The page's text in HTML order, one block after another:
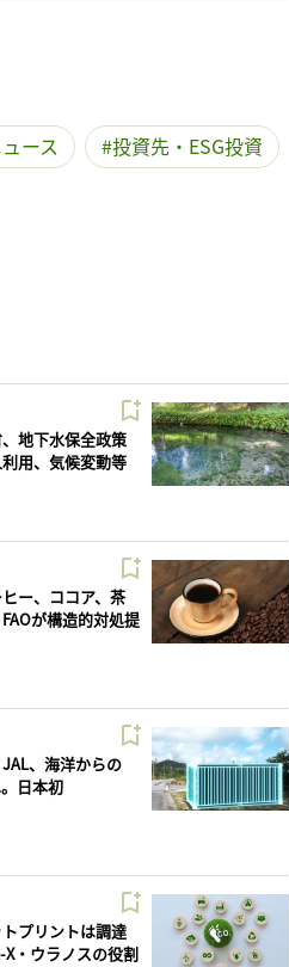
ース
投資先・ESG投資
地下水保全政策
用、気候変動等
ー、ココア、茶
が構造的対処提
、海洋からの
日本初
プリントは調達
X・ウラノスの役割